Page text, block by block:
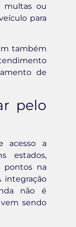
multas ou
para
também
de
pelo
acesso a
estados,
pontos na
integração
não é
sendo